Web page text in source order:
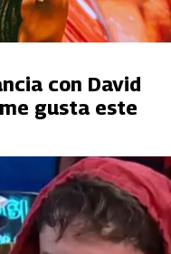
con David
gusta este